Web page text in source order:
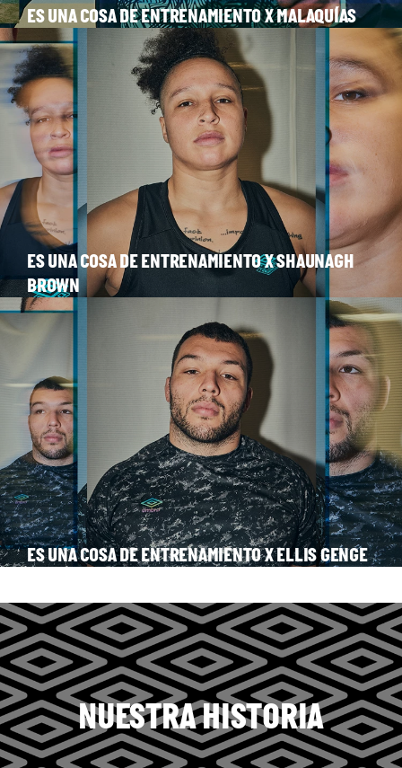
ES UNA COSA DE ENTRENAMIENTO X MALAQUÍAS
ES UNA COSA DE ENTRENAMIENTO X SHAUNAGH
BROWN
ES UNA COSA DE ENTRENAMIENTO X ELLIS GENGE
NUESTRA HISTORIA